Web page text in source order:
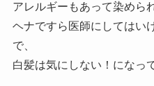
アレルギーもあって染めら
ヘナですら医師にしてはい
で、
白髪は気にしない！になっ